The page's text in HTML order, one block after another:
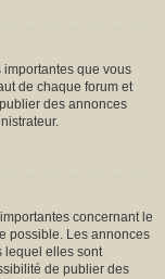
que vous
de chaque forum et
des annonces
concernant le
possible. Les annonces
lequel elles sont
de publier des